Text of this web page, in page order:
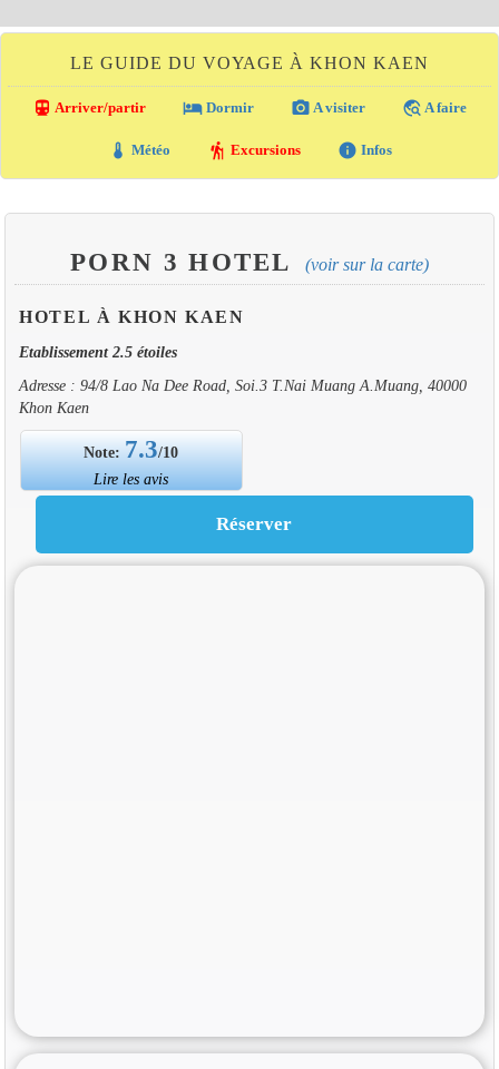
LE GUIDE DU VOYAGE À KHON KAEN
directions_transit Arriver/partir local_hotel Dormir photo_camera A visiter travel_explore A faire
thermostat Météo hiking Excursions info Infos
PORN 3 HOTEL (voir sur la carte)
HOTEL À KHON KAEN
Etablissement 2.5 étoiles
Adresse : 94/8 Lao Na Dee Road, Soi.3 T.Nai Muang A.Muang, 40000
Khon Kaen
Note: 7.3/10
Lire les avis